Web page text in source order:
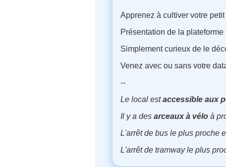
Apprenez à cultiver votre
Présentation de la
Simplement curieux de le
Venez avec ou sans votre
--
Le local estaccessible aux
Il y a desarceaux à vélo à
L'arrêt de bus le plus proche
L'arrêt de tramway le plus